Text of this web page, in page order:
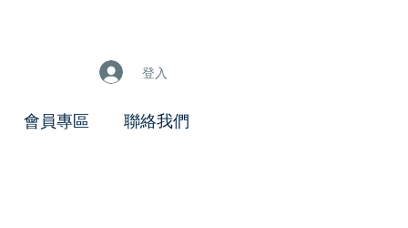
登入
會員專區 聯絡我們